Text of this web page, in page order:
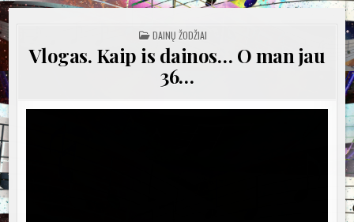
POSTED
IN
DAINŲ ŽODŽIAI
Vlogas. Kaip is dainos… O man jau
36…